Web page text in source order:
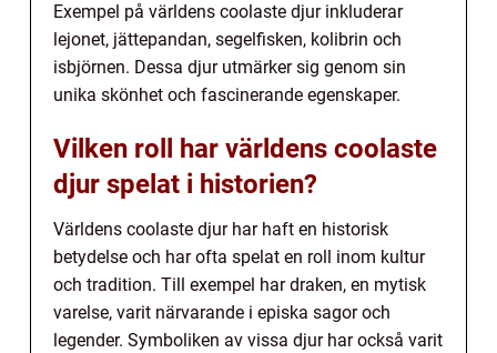
Exempel på världens coolaste djur inkluderar
lejonet, jättepandan, segelfisken, kolibrin och
isbjörnen. Dessa djur utmärker sig genom sin
unika skönhet och fascinerande egenskaper.
Vilken roll har världens coolaste
djur spelat i historien?
Världens coolaste djur har haft en historisk
betydelse och har ofta spelat en roll inom kultur
och tradition. Till exempel har draken, en mytisk
varelse, varit närvarande i episka sagor och
legender. Symboliken av vissa djur har också varit